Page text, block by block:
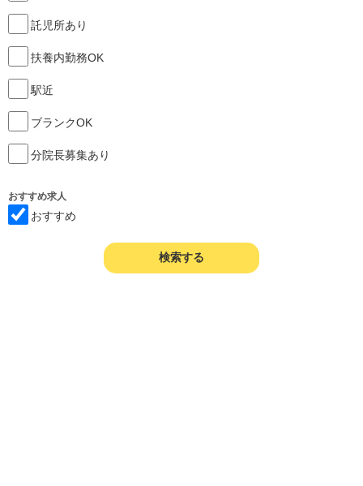
託児所あり
扶養内勤務OK
駅近
ブランクOK
分院長募集あり
おすすめ求人
おすすめ